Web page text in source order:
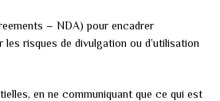
– NDA) pour encadrer
risques de divulgation ou d’utilisation
en ne communiquant que ce qui est